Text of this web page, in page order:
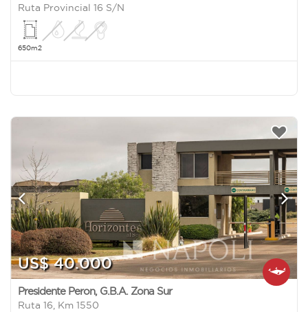
Ruta Provincial 16 S/N
650m2
US$ 40.000
Presidente Peron, G.B.A. Zona Sur
Ruta 16, Km 1550